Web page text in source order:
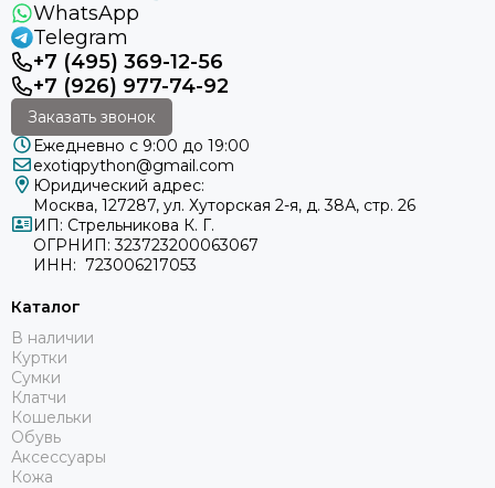
WhatsApp
Telegram
+7 (495) 369-12-56
+7 (926) 977-74-92
Заказать звонок
Ежедневно с 9:00 до 19:00
exotiqpython@gmail.com
Юридический адрес:
Москва, 127287, ул. Хуторская 2-я, д. 38А, стр. 26
ИП: Стрельникова К. Г.
ОГРНИП: 323723200063067
ИНН: 723006217053
Каталог
В наличии
Куртки
Сумки
Клатчи
Кошельки
Обувь
Аксессуары
Кожа